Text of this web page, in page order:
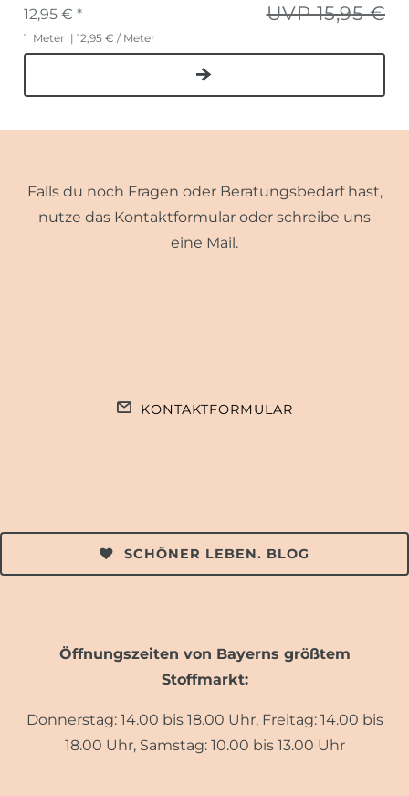
UVP 15,95 €
12,95 € *
1 Meter | 12,95 € / Meter
Falls du noch Fragen oder Beratungsbedarf hast,
nutze das Kontaktformular oder schreibe uns
eine Mail.
KONTAKTFORMULAR
SCHÖNER LEBEN. BLOG
Öffnungszeiten von Bayerns größtem
Stoffmarkt:
Donnerstag: 14.00 bis 18.00 Uhr, Freitag: 14.00 bis
18.00 Uhr, Samstag: 10.00 bis 13.00 Uhr